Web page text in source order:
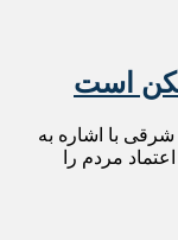
است
شرقی با اشاره به
مردم را